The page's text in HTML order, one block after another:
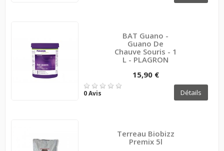
BAT Guano -
Guano De
Chauve Souris - 1
L - PLAGRON
15,90 €
0 Avis Détails
Terreau Biobizz
Premix 5l